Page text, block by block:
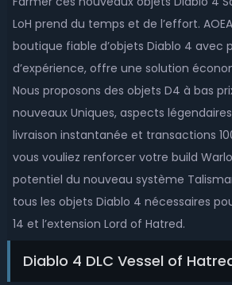
LoH prend du temps et de l’effort.
boutique fiable d’objets Diablo 4 avec
d’expérience, offre une solution
Nous proposons des objets D4 à bas
nouveaux Uniques, aspects
livraison instantanée et transactions
vous vouliez renforcer votre build
potentiel du nouveau système
tous les objets Diablo 4 nécessaires
14 et l’extension Lord of Hatred.
Diablo 4 DLC Vessel of